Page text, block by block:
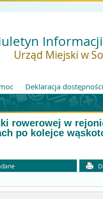
Urząd Miejski w
Deklaracja dostępności
rowerowej w
po kolejce